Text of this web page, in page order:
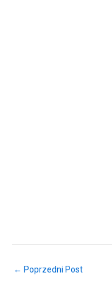
← Poprzedni Post